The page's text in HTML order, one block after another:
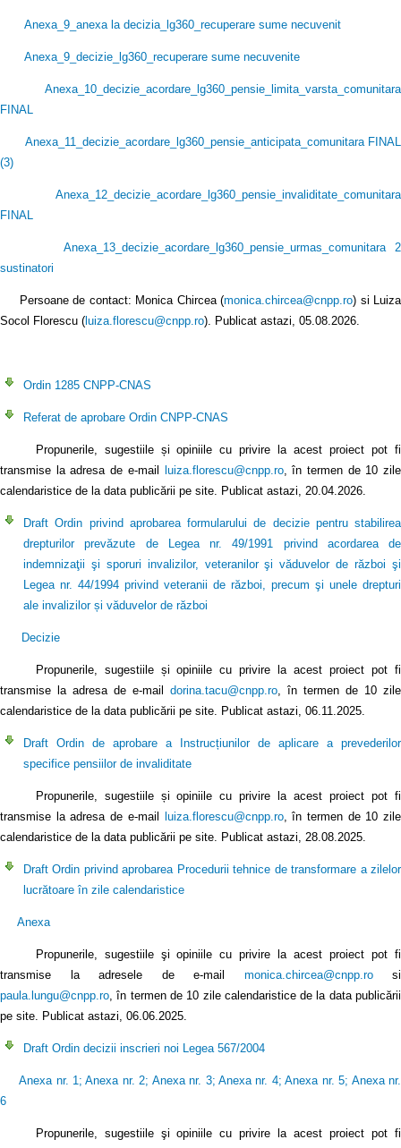
Anexa_9_anexa la decizia_lg360_recuperare sume necuvenit
Anexa_9_decizie_lg360_recuperare sume necuvenite
Anexa_10_decizie_acordare_lg360_pensie_limita_varsta_comunitara
FINAL
Anexa_11_decizie_acordare_lg360_pensie_anticipata_comunitara FINAL
(3)
Anexa_12_decizie_acordare_lg360_pensie_invaliditate_comunitara
FINAL
Anexa_13_decizie_acordare_lg360_pensie_urmas_comunitara 2
sustinatori
Persoane de contact: Monica Chircea (monica.chircea@cnpp.ro) si Luiza
Socol Florescu ( luiza.florescu@cnpp.ro). Publicat astazi, 05.08.2026.
Ordin 1285 CNPP-CNAS
Referat de aprobare Ordin CNPP-CNAS
Propunerile, sugestiile și opiniile cu privire la acest proiect pot fi
transmise la adresa de e-mail
luiza.florescu@cnpp.ro, în termen de 10 zile
calendaristice de la data publicării pe site. Publicat astazi, 20.04.2026.
Draft Ordin privind aprobarea formularului de decizie pentru stabilirea
drepturilor prevăzute de Legea nr. 49/1991 privind acordarea de
indemnizaţii şi sporuri invalizilor, veteranilor şi văduvelor de război şi
Legea nr. 44/1994 privind veteranii de război, precum şi unele drepturi
ale invalizilor și văduvelor de război
Decizie
Propunerile, sugestiile și opiniile cu privire la acest proiect pot fi
transmise la adresa de e-mail dorina.tacu@cnpp.ro , în termen de 10 zile
calendaristice de la data publicării pe site. Publicat astazi, 06.11.2025.
Draft Ordin de aprobare a Instrucțiunilor de aplicare a prevederilor
specifice pensiilor de invaliditate
Propunerile, sugestiile și opiniile cu privire la acest proiect pot fi
transmise la adresa de e-mail
luiza.florescu@cnpp.ro, în termen de 10 zile
calendaristice de la data publicării pe site. Publicat astazi, 28.08.2025.
Draft Ordin privind aprobarea Procedurii tehnice de transformare a zilelor
lucrătoare în zile calendaristice
Anexa
Propunerile, sugestiile şi opiniile cu privire la acest proiect pot fi
transmise la adresele de e-mail monica.chircea@cnpp.rosi
paula.lungu@cnpp.ro , în termen de 10 zile calendaristice de la data publicării
pe site. Publicat astazi, 06.06.2025.
Draft Ordin decizii inscrieri noi Legea 567/2004
Anexa nr. 1 ;Anexa nr. 2; Anexa nr. 3;Anexa nr. 4;Anexa nr. 5; Anexa nr.
6
Propunerile, sugestiile şi opiniile cu privire la acest proiect pot fi